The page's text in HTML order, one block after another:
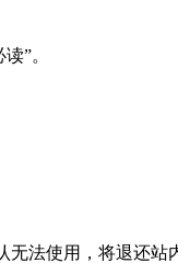
”。
法使用，将退还站